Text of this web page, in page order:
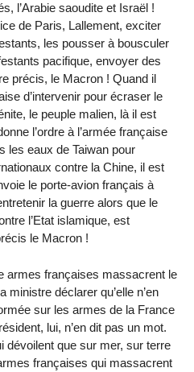
l’Arabie saoudite et Israël !
de Paris, Lallement, exciter
les pousser à bousculer
pacifique, envoyer des
précis, le Macron ! Quand il
d’intervenir pour écraser le
le peuple malien, là il est
l’ordre à l’armée française
les eaux de Taiwan pour
contre la Chine, il est
le porte-avion français à
la guerre alors que le
l’Etat islamique, est
le Macron !
armes françaises massacrent le
ministre déclarer qu’elle n’en
sur les armes de la France
lui, n’en dit pas un mot.
dévoilent que sur mer, sur terre
françaises qui massacrent